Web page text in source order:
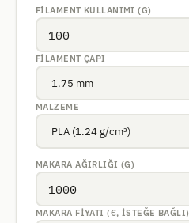
FILAMENT KULLANIMI (G)
FILAMENT ÇAPI
MALZEME
MAKARA AĞIRLIĞI (G)
MAKARA FIYATI (€, ISTEĞE BAĞLI)